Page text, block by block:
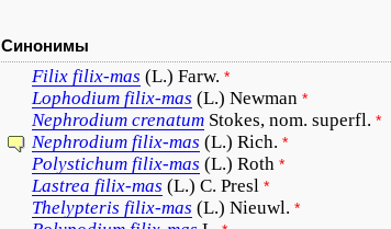
Синонимы
Filix filix-mas (L.) Farw. *
Lophodium filix-mas (L.) Newman *
Nephrodium crenatum Stokes, nom. superfl. *
Nephrodium filix-mas (L.) Rich. *
Polystichum filix-mas (L.) Roth *
Lastrea filix-mas (L.) C. Presl *
Thelypteris filix-mas (L.) Nieuwl. *